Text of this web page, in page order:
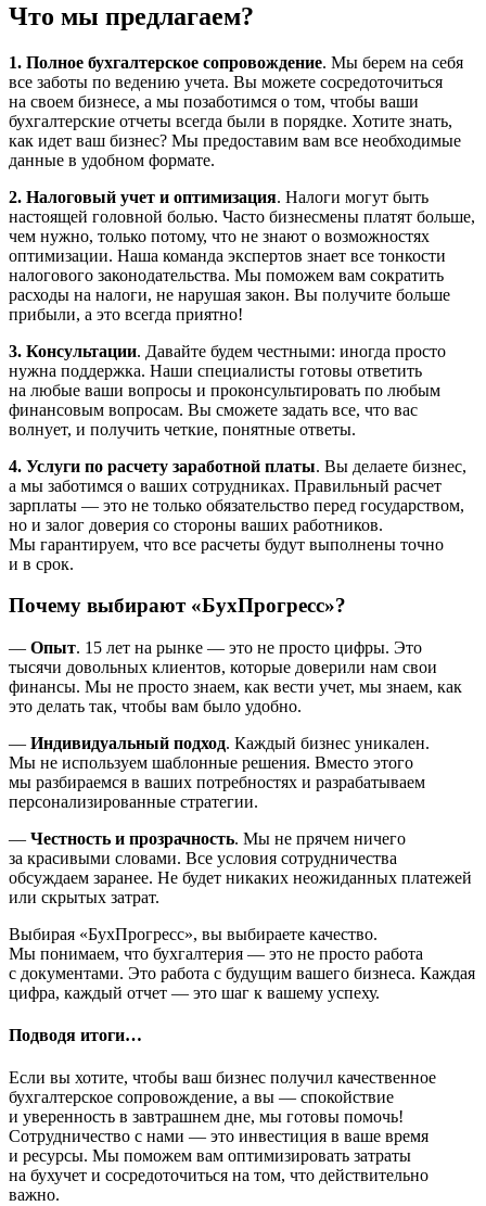
Что мы предлагаем?
1. Полное бухгалтерское сопровождение. Мы берем на себя
все заботы по ведению учета. Вы можете сосредоточиться
на своем бизнесе, а мы позаботимся о том, чтобы ваши
бухгалтерские отчеты всегда были в порядке. Хотите знать,
как идет ваш бизнес? Мы предоставим вам все необходимые
данные в удобном формате.
2. Налоговый учет и оптимизация. Налоги могут быть
настоящей головной болью. Часто бизнесмены платят больше,
чем нужно, только потому, что не знают о возможностях
оптимизации. Наша команда экспертов знает все тонкости
налогового законодательства. Мы поможем вам сократить
расходы на налоги, не нарушая закон. Вы получите больше
прибыли, а это всегда приятно!
3. Консультации. Давайте будем честными: иногда просто
нужна поддержка. Наши специалисты готовы ответить
на любые ваши вопросы и проконсультировать по любым
финансовым вопросам. Вы сможете задать все, что вас
волнует, и получить четкие, понятные ответы.
4. Услуги по расчету заработной платы. Вы делаете бизнес,
а мы заботимся о ваших сотрудниках. Правильный расчет
зарплаты — это не только обязательство перед государством,
но и залог доверия со стороны ваших работников.
Мы гарантируем, что все расчеты будут выполнены точно
и в срок.
Почему выбирают «БухПрогресс»?
— Опыт. 15 лет на рынке — это не просто цифры. Это
тысячи довольных клиентов, которые доверили нам свои
финансы. Мы не просто знаем, как вести учет, мы знаем, как
это делать так, чтобы вам было удобно.
— Индивидуальный подход. Каждый бизнес уникален.
Мы не используем шаблонные решения. Вместо этого
мы разбираемся в ваших потребностях и разрабатываем
персонализированные стратегии.
— Честность и прозрачность. Мы не прячем ничего
за красивыми словами. Все условия сотрудничества
обсуждаем заранее. Не будет никаких неожиданных платежей
или скрытых затрат.
Выбирая «БухПрогресс», вы выбираете качество.
Мы понимаем, что бухгалтерия — это не просто работа
с документами. Это работа с будущим вашего бизнеса. Каждая
цифра, каждый отчет — это шаг к вашему успеху.
Подводя итоги…
Если вы хотите, чтобы ваш бизнес получил качественное
бухгалтерское сопровождение, а вы — спокойствие
и уверенность в завтрашнем дне, мы готовы помочь!
Сотрудничество с нами — это инвестиция в ваше время
и ресурсы. Мы поможем вам оптимизировать затраты
на бухучет и сосредоточиться на том, что действительно
важно.